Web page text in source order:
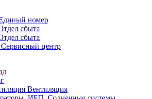
номер
сбыта
сбыта
Сервисный центр
Вентиляция